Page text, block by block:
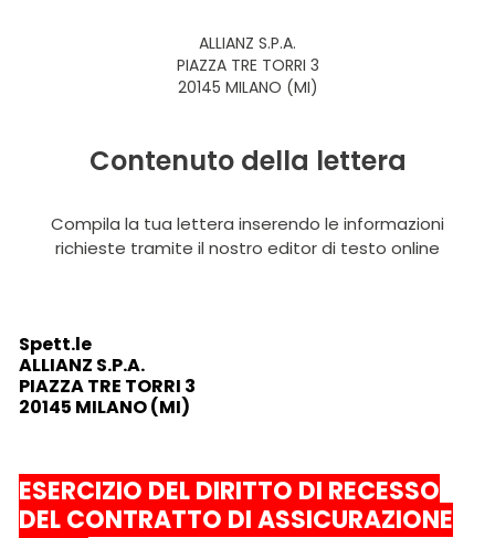
ALLIANZ S.P.A.
PIAZZA TRE TORRI 3
20145 MILANO (MI)
Contenuto della lettera
Compila la tua lettera inserendo le informazioni
richieste tramite il nostro editor di testo online
Spett.le
ALLIANZ S.P.A.
PIAZZA TRE TORRI 3
20145 MILANO (MI)
ESERCIZIO DEL DIRITTO DI RECESSO
DEL CONTRATTO DI ASSICURAZIONE